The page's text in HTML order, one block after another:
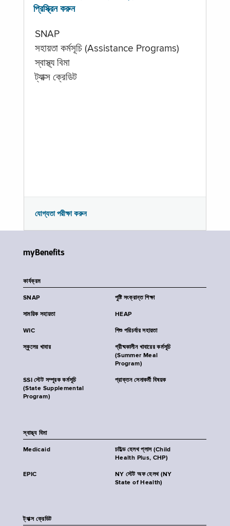
প্রিস্ক্রিন করুন
SNAP
সহায়তা কর্মসূচি (Assistance Programs)
স্বাস্থ্য বিমা
ট্যাক্স ক্রেডিট
যোগ্যতা পরীক্ষা করুন
myBenefits
কার্যক্রম
SNAP পুষ্টি সংক্রান্ত শিক্ষা
সাময়িক সহায়তা HEAP
WIC শিশু পরিচর্যার সহায়তা
স্কুলের খাবার
গ্রীষ্মকালীন খাবারের কর্মসূচি
(Summer Meal
Program)
SSI স্টেট সম্পূরক কর্মসূচি
(State Supplemental
Program)
প্রাক্তন সেনাকর্মী বিষয়ক
স্বাস্থ্য বিমা
Medicaid
চাইল্ড হেলথ প্লাস (Child
Health Plus, CHP)
EPIC
NY স্টেট অফ হেলথ (NY
State of Health)
ট্যাক্স ক্রেডিট